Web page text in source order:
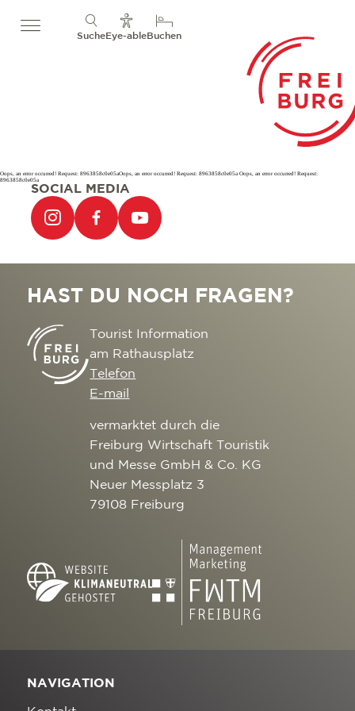
SucheEye-ableBuchen
Oops, an error occurred! Request: 8963858c0e05aOops, an error occurred! Request: 8963858c0e05a Oops, an error occurred! Request:
8963858c0e05a
SOCIAL MEDIA
HAST DU NOCH FRAGEN?
Tourist Information
am Rathausplatz
Telefon
E-mail
vermarktet durch die
Freiburg Wirtschaft Touristik
und Messe GmbH & Co. KG
Neuer Messplatz 3
79108 Freiburg
NAVIGATION